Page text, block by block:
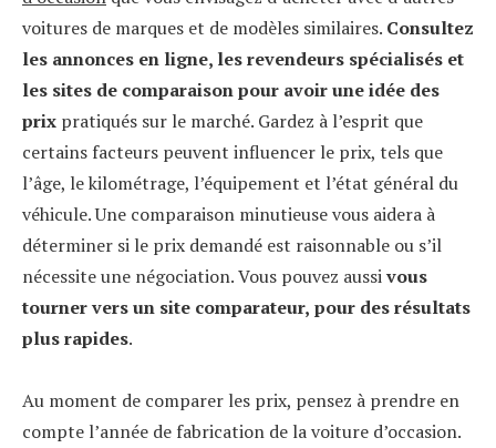
voitures de marques et de modèles similaires. Consultez
les annonces en ligne, les revendeurs spécialisés et
les sites de comparaison pour avoir une idée des
prix pratiqués sur le marché. Gardez à l’esprit que
certains facteurs peuvent influencer le prix, tels que
l’âge, le kilométrage, l’équipement et l’état général du
véhicule. Une comparaison minutieuse vous aidera à
déterminer si le prix demandé est raisonnable ou s’il
nécessite une négociation. Vous pouvez aussivous
tourner vers un site comparateur, pour des résultats
plus rapides.
Au moment de comparer les prix, pensez à prendre en
compte l’année de fabrication de la voiture d’occasion.